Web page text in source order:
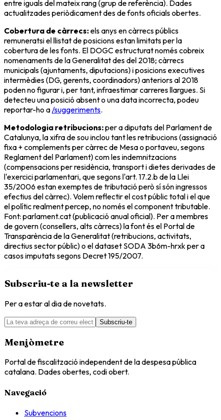
entre iguals del mateix rang (grup de referència). Dades
actualitzades periòdicament des de fonts oficials obertes.
Cobertura de càrrecs:elsanys en càrrecs públics
remuneratsi el llistat de posicions estan limitats per la
cobertura de les fonts. El DOGC estructurat només cobreix
nomenaments de la Generalitat des del 2018; càrrecs
municipals (ajuntaments, diputacions) i posicions executives
intermèdies (DG, gerents, coordinadors) anteriors al 2018
poden no figurar i, per tant, infraestimar carreres llargues. Si
detecteu una posició absent o una data incorrecta, podeu
reportar-ho a /suggeriments.
Metodologia retribucions:per a diputats del Parlament de
Catalunya, la xifra de sou inclou tant lesretribucions(assignació
fixa + complements per càrrec de Mesa o portaveu, segons
Reglament del Parlament) com lesindemnitzacions
(compensacions per residència, transport i dietes derivades de
l'exercici parlamentari, que segons l'art. 17.2.b de la Llei
35/2006 estan exemptes de tributació però sí són ingressos
efectius del càrrec). Volem reflectir el cost públic total i el que
el polític realment percep, no només el component tributable.
Font: parlament.cat (publicació anual oficial). Per a membres
de govern (consellers, alts càrrecs) la font és el Portal de
Transparència de la Generalitat (retribucions, activitats,
directius sector públic) o el dataset SODA 3b6m-hrxk per a
casos imputats segons Decret 195/2007.
Subscriu-te a la newsletter
Per a estar al dia de novetats.
Subscriu-te
Menjòmetre
Portal de fiscalització independent de la despesa pública
catalana. Dades obertes, codi obert.
Navegació
Subvencions